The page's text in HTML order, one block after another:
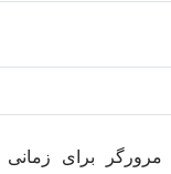
زمانی که دوباره